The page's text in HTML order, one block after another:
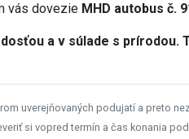
vás dovezie MHD autobus č.
a v súlade s prírodou.
uverejňovaných podujatí a preto
si vopred termín a čas konania